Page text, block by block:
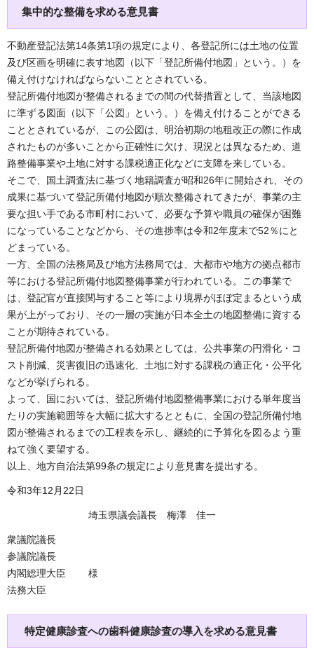
集中的な整備を求める意見書
不動産登記法第14条第1項の規定により、各登記所には土地の位置
及び区画を明確に表す地図（以下「登記所備付地図」という。）を
備え付けなければならないこととされている。
登記所備付地図が整備されるまでの間の代替措置として、当該地図
に準ずる図面（以下「公図」という。）を備え付けることができる
こととされているが、この公図は、明治初期の地租改正の際に作成
されたものが多いことから正確性に欠け、現況とは異なるため、道
路整備事業や土地に対する課税適正化などに支障を来している。
そこで、国土調査法に基づく地籍調査が昭和26年に開始され、その
成果に基づいて登記所備付地図が順次整備されてきたが、事業の主
要な担い手である市町村において、必要な予算や職員の確保が困難
になっていることなどから、その進捗率は令和2年度末で52％にと
どまっている。
一方、全国の法務局及び地方法務局では、大都市や地方の拠点都市
等における登記所備付地図整備事業が行われている。この事業で
は、登記官が直接関与すること等により境界がほぼ定まるという成
果が上がっており、その一層の実施が日本全土の地図整備に資する
ことが期待されている。
登記所備付地図が整備される効果としては、公共事業の円滑化・コ
スト削減、災害復旧の迅速化、土地に対する課税の適正化・公平化
などが挙げられる。
よって、国においては、登記所備付地図整備事業における単年度当
たりの実施範囲等を大幅に拡大するとともに、全国の登記所備付地
図が整備されるまでの工程表を示し、継続的に予算化を図るよう重
ねて強く要望する。
以上、地方自治法第99条の規定により意見書を提出する。
令和3年12月22日
埼玉県議会議長 梅澤 佳一
衆議院議長
参議院議長
内閣総理大臣 様
法務大臣
特定健康診査への歯科健康診査の導入を求める意見書